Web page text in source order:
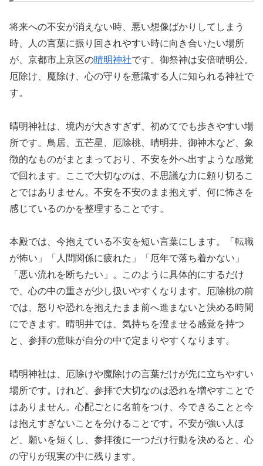
将来への不安が消えない時、悪い想像ばかりしてしまう
時、人の言葉に振り回されやすい時に向き合いたい場所
が、京都市上京区の晴明神社です。御祭神は安倍晴明公。
厄除け、魔除け、心の守りを意識する人に知られる神社で
す。
晴明神社は、境内が大きすぎず、初めてでも歩きやすい場
所です。鳥居、五芒星、厄除桃、晴明井、御神木など、象
徴的なものがまとまっており、不安を外へ出すような感覚
で回れます。ここで大切なのは、不思議な力に頼り切るこ
とではありません。不安を不安のまま抱えず、何に怖さを
感じているのかを整理することです。
本殿では、今抱えている不安を短い言葉にします。「転職
が怖い」「人間関係に疲れた」「厄年で落ち着かない」
「悪い流れを断ちたい」。このように具体的にするだけ
で、心の中の重さが少し扱いやすくなります。厄除桃の前
では、怒りや恐れを抱えたまま前へ進まないと決める時間
にできます。晴明井では、気持ちを澄ませる感覚を持つ
と、参拝の意味が自分の中で定まりやすくなります。
晴明神社は、厄除けや魔除けの言葉だけが先に立ちやすい
場所です。けれど、参拝で大切なのは恐れを増やすことで
はありません。心配ごとに名前をつけ、今できることと今
は抱えすぎないことを分けることです。不安が強い人ほ
ど、願いを短くし、参拝後に一つだけ行動を決めると、心
の守りが現実の中に残ります。